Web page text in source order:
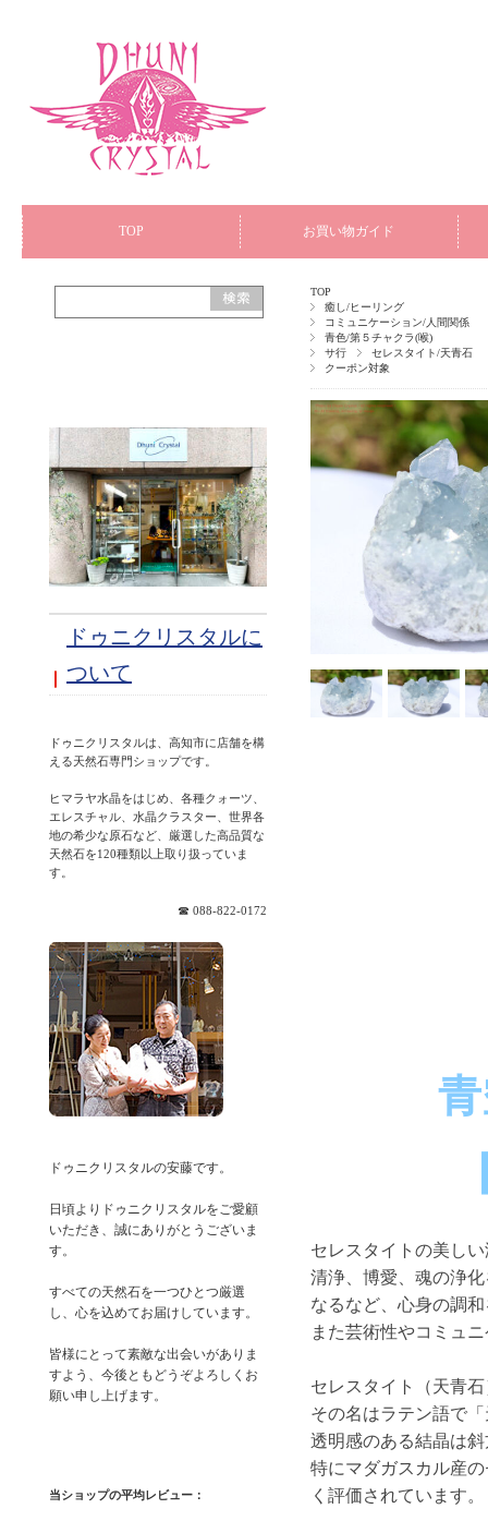
TOP お買い物ガイド
TOP
癒し/ヒーリング
コミュニケーション/人間関係
青色/第５チャクラ(喉)
サ行
セレスタイト/天青石
クーポン対象
セレスタイトの美し
清浄、博愛、魂の浄
なるなど、心身の調
また芸術性やコミュ
セレスタイト（天青
その名はラテン語で
透明感のある結晶は
特にマダガスカル産
く評価されています。
ドゥニクリスタルに
ついて
ドゥニクリスタルは、高知市に店舗を構
える天然石専門ショップです。
ヒマラヤ水晶をはじめ、各種クォーツ、
エレスチャル、水晶クラスター、世界各
地の希少な原石など、厳選した高品質な
天然石を120種類以上取り扱っていま
☎ 088-822-0172
ドゥニクリスタルの安藤です。
日頃よりドゥニクリスタルをご愛顧
いただき、誠にありがとうございま
す。
すべての天然石を一つひとつ厳選
し、心を込めてお届けしています。
皆様にとって素敵な出会いがありま
すよう、今後ともどうぞよろしくお
当ショップの平均レビュー：